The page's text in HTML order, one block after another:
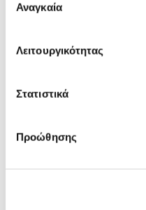
συγκατάθεσης
Αναγκαία
Λειτουργικότητας
Στατιστικά
Προώθησης
Πίνακα με στρογγυλή